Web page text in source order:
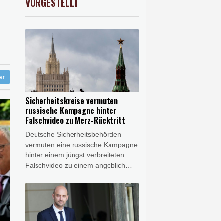
Einmischung an
vorschlagen
0.31%
Sicherheitskreise vermuten
russische Kampagne hinter
Falschvideo zu Merz-Rücktritt
Deutsche Sicherheitsbehörden
vermuten eine russische Kampagne
hinter einem jüngst verbreiteten
Falschvideo zu einem angeblich
Kanzler Friedrich Merz (CDU).
"Urheber ist wahrscheinlich Storm
1516", hieß es am Freitag aus
Sicherheitskreisen gegenüber der